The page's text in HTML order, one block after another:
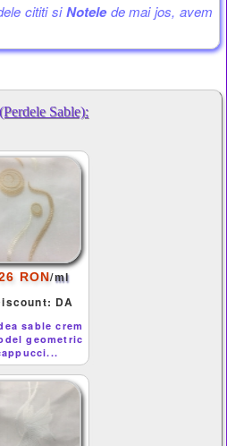
cititi siNotelede mai jos, avem
Sable):
RON/ml
DA
sable crem
geometric